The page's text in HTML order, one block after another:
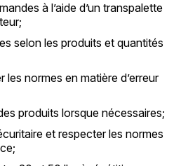
à l’aide d’un transpalette
selon les produits et quantités
les normes en matière d’erreur
produits lorsque nécessaires;
et respecter les normes